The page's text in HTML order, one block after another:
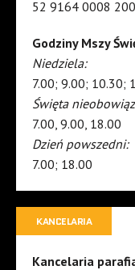
52 9164 0008
Godziny Mszy
Niedziela:
7.00; 9.00; 10.30;
Święta
7.00, 9.00, 18.00
Dzień powszedni:
7.00; 18.00
KANCELARIA
Kancelaria